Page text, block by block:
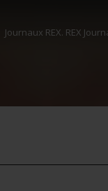
Journaux REX. REX